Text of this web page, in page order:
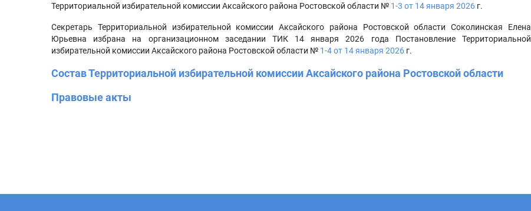
Территориальной избирательной комиссии Аксайского района Ростовской области № 1-3 от 14 января 2026 г.
Секретарь Территориальной избирательной комиссии Аксайского района Ростовской области Соколинская Елена
Юрьевна избрана на организационном заседании ТИК 14 января 2026 года Постановление Территориальной
избирательной комиссии Аксайского района Ростовской области № 1-4 от 14 января 2026 г.
Состав Территориальной избирательной комиссии Аксайского района Ростовской области
Правовые акты